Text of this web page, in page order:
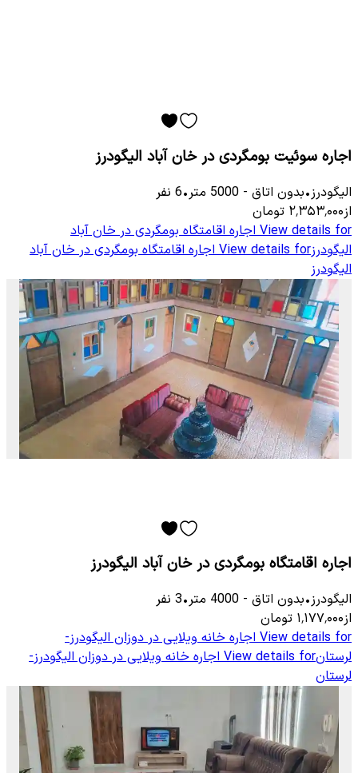
اجاره سوئیت بومگردی در خان آباد الیگودرز
الیگودرز•بدون اتاق -
5000 متر•
6 نفر
از۲٬۳۵۳٬۰۰۰ تومان
View details for اجاره اقامتگاه بومگردی در خان آباد
الیگودرزView details for اجاره اقامتگاه بومگردی در خان آباد
الیگودرز
اجاره اقامتگاه بومگردی در خان آباد الیگودرز
الیگودرز•بدون اتاق -
4000 متر•
3 نفر
از۱٬۱۷۷٬۰۰۰ تومان
View details for اجاره خانه ویلایی در دوزان الیگودرز-
لرستانView details for اجاره خانه ویلایی در دوزان الیگودرز-
لرستان